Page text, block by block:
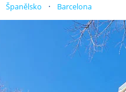
Španělsko Barcelona